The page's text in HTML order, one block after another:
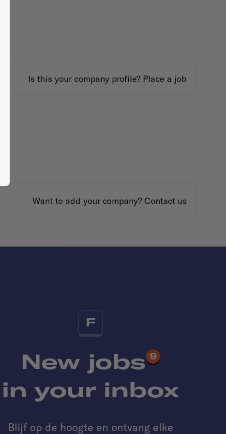
Is this your company profile? Place a job
Want to add your company? Contact us
F
New jobs 9
in your inbox
Blijf op de hoogte en ontvang elke